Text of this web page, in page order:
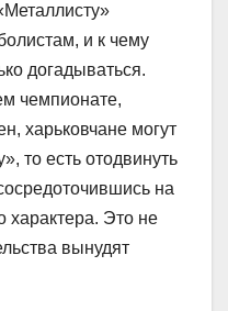
и к чему
догадываться.
чемпионате,
харьковчане могут
то есть отодвинуть
на
характера. Это не
вынудят